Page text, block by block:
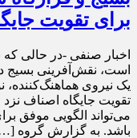
برای تقویت
اخبار صنفی -در حالی که
است، نقش‌آفرینی بسیج
یک نیروی هماهنگ‌کننده،
تقویت جایگاه اصناف
می‌تواند الگویی موفق
باشد. به گزارش گروه